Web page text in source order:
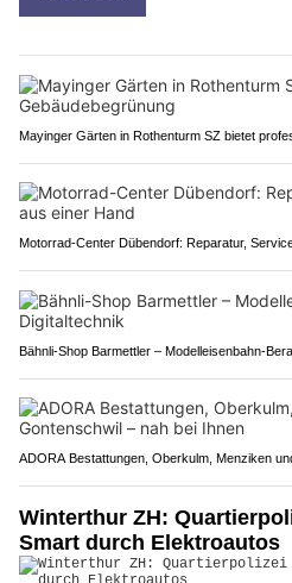
Mayinger Gärten in Rothenturm SZ bietet
Motorrad-Center Dübendorf: Reparatur,
Bähnli-Shop Barmettler – Modelleisenbahn-
ADORA Bestattungen, Oberkulm, Menziken
Winterthur ZH:
Smart durch Elektroautos